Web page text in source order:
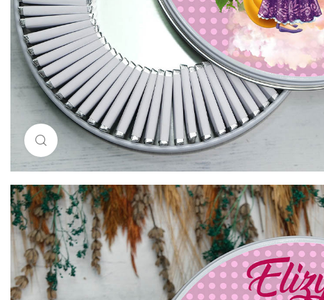
Resimi büyütmek için tıklayın